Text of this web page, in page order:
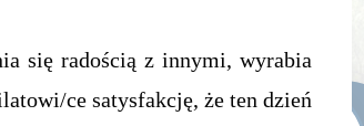
się radością z innymi, wyrabia
ce satysfakcję, że ten dzień